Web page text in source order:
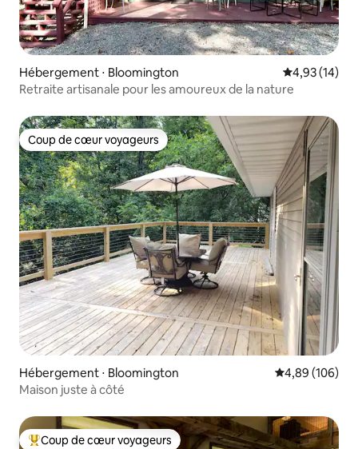
Hébergement ⋅ Bloomington Évaluation
4,93 (14)
Retraite artisanale pour les amoureux de la nature
Coup de cœur voyageurs
Coup de cœur voyageurs
Hébergement ⋅ Bloomington Évaluation
4,89 (106)
Maison juste à côté
Coup de cœur voyageurs